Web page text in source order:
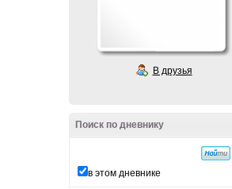
В друзья
Поиск по дневнику
в этом дневнике